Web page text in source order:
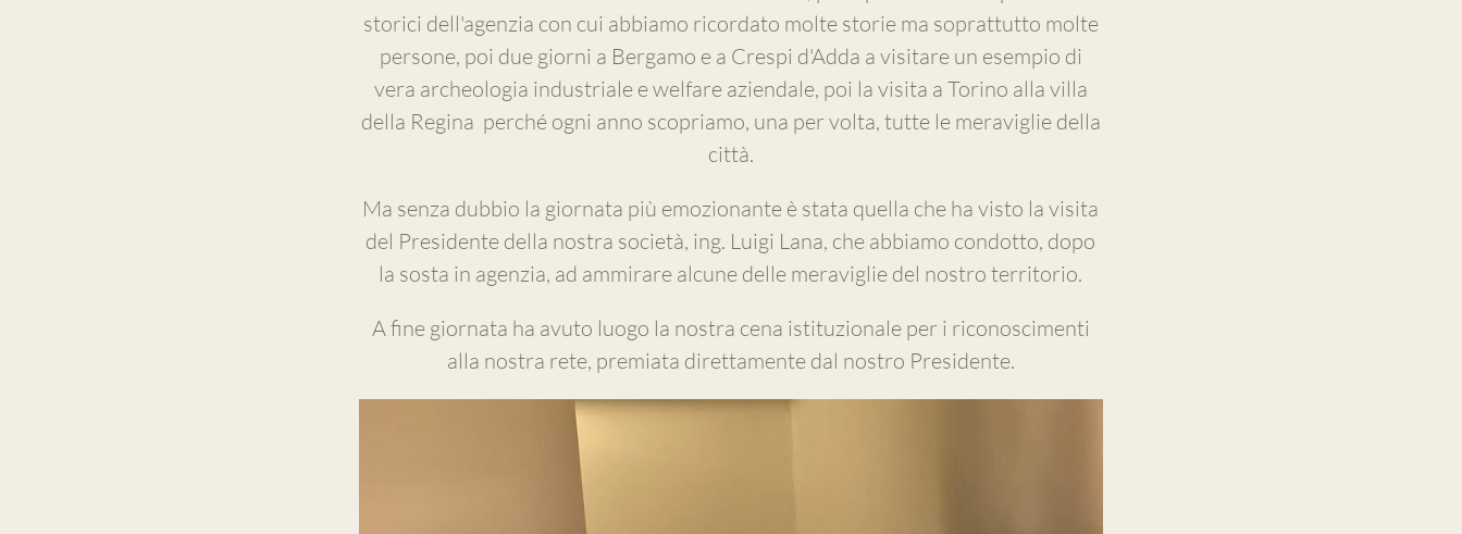
storici dell'agenzia con cui abbiamo ricordato molte storie ma soprattutto molte
persone, poi due giorni a Bergamo e a Crespi d'Adda a visitare un esempio di
vera archeologia industriale e welfare aziendale, poi la visita a Torino alla villa
della Regina perché ogni anno scopriamo, una per volta, tutte le meraviglie della
città.
Ma senza dubbio la giornata più emozionante è stata quella che ha visto la visita
del Presidente della nostra società, ing. Luigi Lana, che abbiamo condotto, dopo
la sosta in agenzia, ad ammirare alcune delle meraviglie del nostro territorio.
A fine giornata ha avuto luogo la nostra cena istituzionale per i riconoscimenti
alla nostra rete, premiata direttamente dal nostro Presidente.